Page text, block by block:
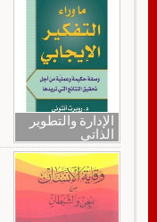
الإدارة والتطوير
الذاتي